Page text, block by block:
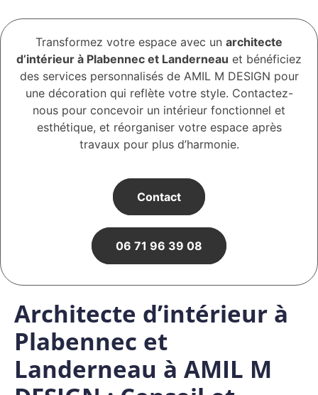
Transformez votre espace avec un architecte
d’intérieur à Plabennec et Landerneau et bénéficiez
des services personnalisés de AMIL M DESIGN pour
une décoration qui reflète votre style. Contactez-
nous pour concevoir un intérieur fonctionnel et
esthétique, et réorganiser votre espace après
travaux pour plus d’harmonie.
Contact
06 71 96 39 08
Architecte d’intérieur à
Plabennec et
Landerneau à AMIL M